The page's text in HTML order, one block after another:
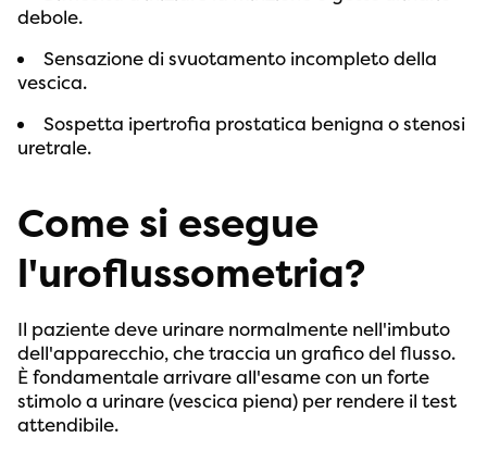
debole.
Sensazione di svuotamento incompleto della
vescica.
Sospetta ipertrofia prostatica benigna o stenosi
uretrale.
Come si esegue
l'uroflussometria?
Il paziente deve urinare normalmente nell'imbuto
dell'apparecchio, che traccia un grafico del flusso.
È fondamentale arrivare all'esame con un forte
stimolo a urinare (vescica piena) per rendere il test
attendibile.